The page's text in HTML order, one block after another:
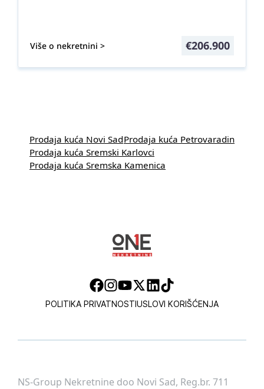
Više o nekretnini > €206.900
Prodaja kuća Novi SadProdaja kuća Petrovaradin
Prodaja kuća Sremski Karlovci
Prodaja kuća Sremska Kamenica
POLITIKA PRIVATNOSTIUSLOVI KORIŠĆENJA
NS-Group Nekretnine doo Novi Sad, Reg.br. 711